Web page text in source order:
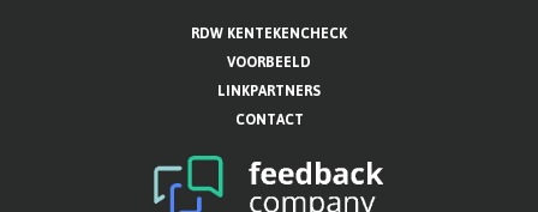
RDW KENTEKENCHECK
VOORBEELD
LINKPARTNERS
CONTACT